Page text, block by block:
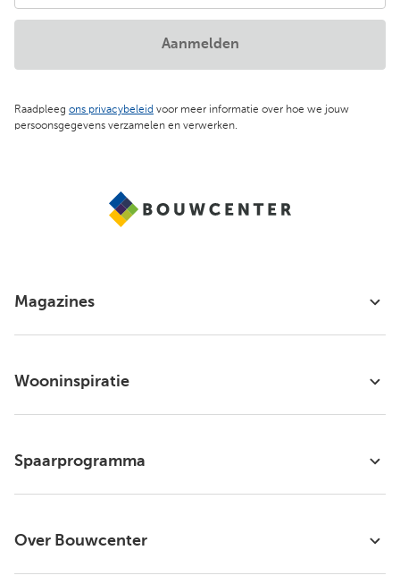
Raadpleeg ons privacybeleid voor meer informatie over hoe we jouw
persoonsgegevens verzamelen en verwerken.
Aanmelden
Magazines
Wooninspiratie
Spaarprogramma
Over Bouwcenter